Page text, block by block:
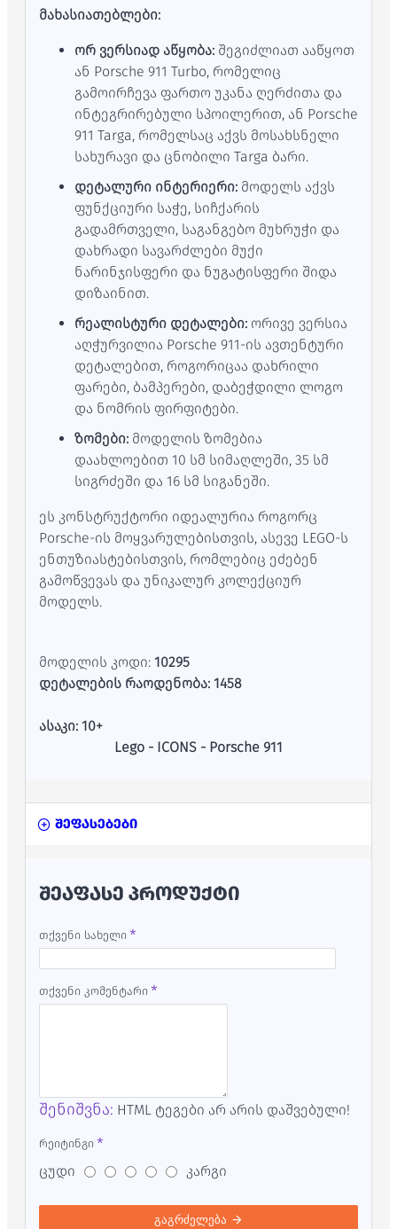
მახასიათებლები:
ორ ვერსიად აწყობა: შეგიძლიათ ააწყოთ
ან Porsche 911 Turbo, რომელიც
გამოირჩევა ფართო უკანა ღერძითა და
ინტეგრირებული სპოილერით, ან Porsche
911 Targa, რომელსაც აქვს მოსახსნელი
სახურავი და ცნობილი Targa ბარი.
დეტალური ინტერიერი: მოდელს აქვს
ფუნქციური საჭე, სიჩქარის
გადამრთველი, საგანგებო მუხრუჭი და
დახრადი სავარძლები მუქი
ნარინჯისფერი და ნუგატისფერი შიდა
დიზაინით.
რეალისტური დეტალები: ორივე ვერსია
აღჭურვილია Porsche 911-ის ავთენტური
დეტალებით, როგორიცაა დახრილი
ფარები, ბამპერები, დაბეჭდილი ლოგო
და ნომრის ფირფიტები.
ზომები: მოდელის ზომებია
დაახლოებით 10 სმ სიმაღლეში, 35 სმ
სიგრძეში და 16 სმ სიგანეში.
ეს კონსტრუქტორი იდეალურია როგორც
Porsche-ის მოყვარულებისთვის, ასევე LEGO-ს
ენთუზიასტებისთვის, რომლებიც ეძებენ
გამოწვევას და უნიკალურ კოლექციურ
მოდელს.
მოდელის კოდი: 10295
დეტალების რაოდენობა: 1458
ასაკი: 10+
Lego - ICONS - Porsche 911
შეფასებები
ᲨᲔᲐᲤᲐᲡᲔ ᲞᲠᲝᲓᲣᲥᲢᲘ
თქვენი სახელი
თქვენი კომენტარი
შენიშვნა: HTML ტეგები არ არის დაშვებული!
რეიტინგი
ცუდი კარგი
გაგრძელება